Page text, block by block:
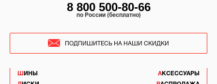
ШИНЫ
АКСЕССУАРЫ
8 800 500-80-66
по России (бесплатно)
ПОДПИШИТЕСЬ НА НАШИ СКИДКИ